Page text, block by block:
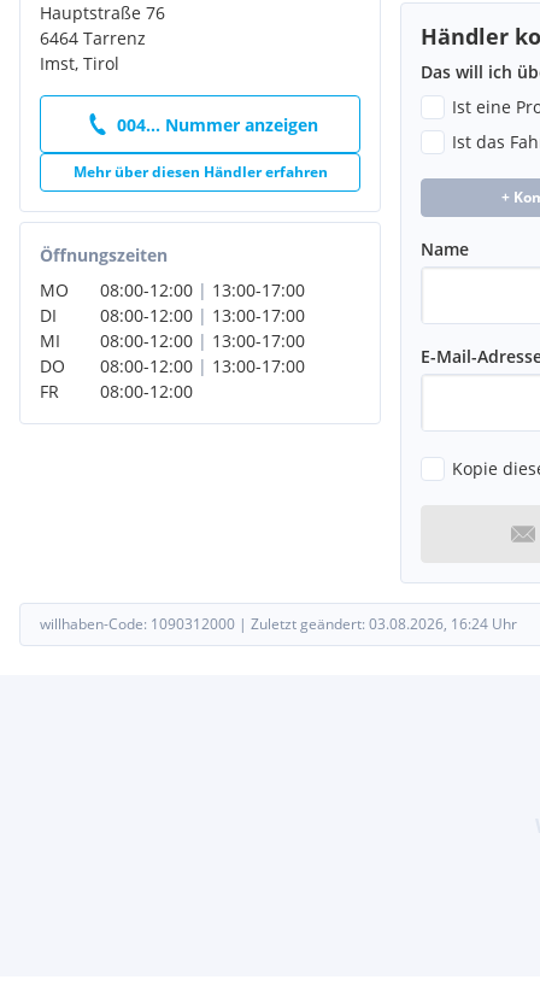
Hauptstraße 76
6464 Tarrenz
Imst, Tirol
004... Nummer anzeigen
Mehr über diesen Händler erfahren
Öffnungszeiten
MO
08:00-12:00 | 13:00-17:00
DI
08:00-12:00 | 13:00-17:00
MI
08:00-12:00 | 13:00-17:00
DO
08:00-12:00 | 13:00-17:00
FR
08:00-12:00
Händler
Das will ich
Ist eine
Ist das
+
Name
E-Mail-
Kopie
willhaben-Code: 1090312000 | Zuletzt geändert: 03.08.2026, 16:24 Uhr